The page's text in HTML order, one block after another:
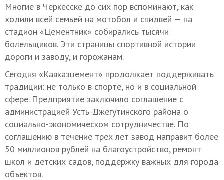
Многие в Черкесске до сих пор вспоминают, как
ходили всей семьей на мотобол и спидвей — на
стадион «Цементник» собирались тысячи
болельщиков. Эти страницы спортивной истории
дороги и заводу, и горожанам.
Сегодня «Кавказцемент» продолжает поддерживать
традиции: не только в спорте, но и в социальной
сфере. Предприятие заключило соглашение с
администрацией Усть-Джегутинского района о
социально-экономическом сотрудничестве. По
соглашению в течение трех лет завод направит более
50 миллионов рублей на благоустройство, ремонт
школ и детских садов, поддержку важных для города
объектов.